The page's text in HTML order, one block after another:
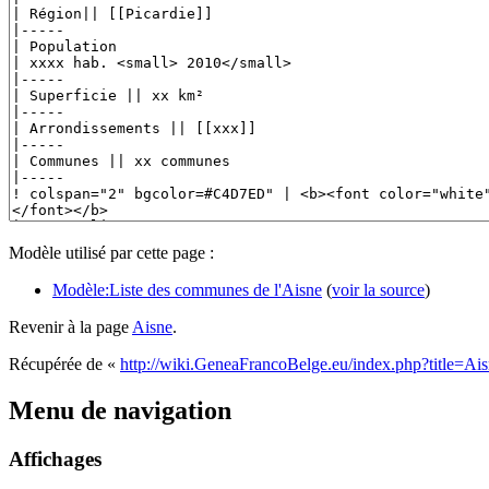
Modèle utilisé par cette page :
Modèle:Liste des communes de l'Aisne (voir la source)
Revenir à la page Aisne.
Récupérée de « http://wiki.GeneaFrancoBelge.eu/
Menu de navigation
Affichages